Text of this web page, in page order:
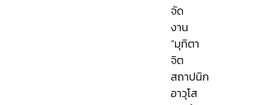
จัด
งาน
“มุทิตา
จิต
สถาปนิก
อาวุโส